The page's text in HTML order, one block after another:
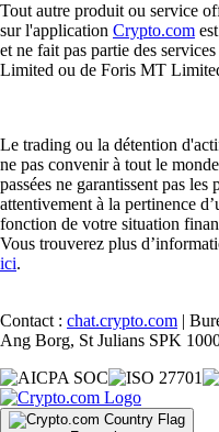
Tout autre produit ou service
sur l'application Crypto.com
et ne fait pas partie des
Limited ou de Foris MT
Le trading ou la détention
ne pas convenir à tout le
passées ne garantissent pas
attentivement à la pertinence
fonction de votre situation
Vous trouverez plus
ici.
Contact : chat.crypto.com |
Ang Borg, St Julians SPK